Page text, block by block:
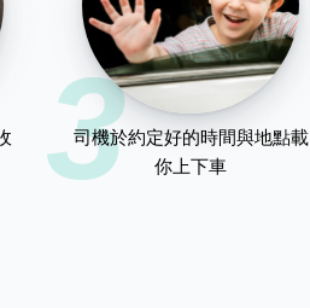
3
司機於約定好的時間與地點載
你上下車